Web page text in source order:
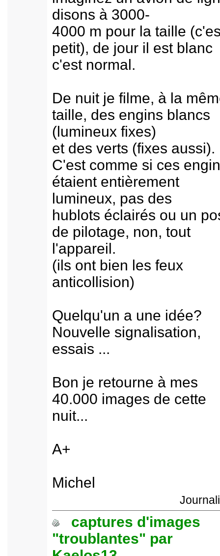
disons à 3000-
4000 m pour la taille
petit), de jour il est blanc
c'est normal.
De nuit je filme, à la
taille, des engins blancs
(lumineux fixes)
et des verts (fixes aussi).
C'est comme si ces
étaient entièrement
lumineux, pas des
hublots éclairés ou un
de pilotage, non, tout
l'appareil.
(ils ont bien les feux
anticollision)
Quelqu'un a une idée?
Nouvelle signalisation,
essais ...
Bon je retourne à mes
40.000 images de cette
nuit...
A+
Michel
captures d'images
"troublantes" par